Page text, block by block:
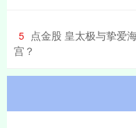
5 点金股 皇太极与挚爱
宫？